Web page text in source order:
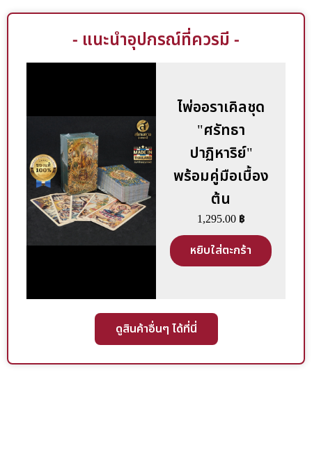
- แนะนำอุปกรณ์ที่ควรมี -
ไพ่ออราเคิลชุด
"ศรัทธา
ปาฏิหาริย์"
พร้อมคู่มือเบื้อง
ต้น
1,295.00 ฿
หยิบใส่ตะกร้า
ดูสินค้าอื่นๆ ได้ที่นี่